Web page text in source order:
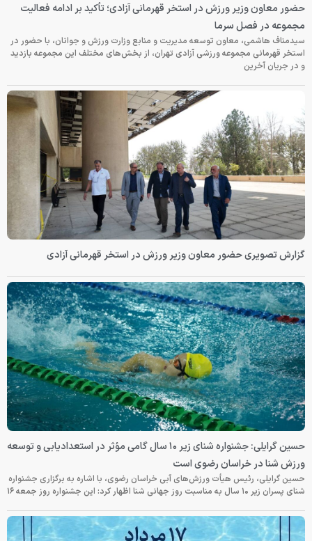
حضور معاون وزیر ورزش در استخر قهرمانی آزادی؛ تأکید بر ادامه فعالیت
مجموعه در فصل سرما
سیدمناف هاشمی، معاون توسعه مدیریت و منابع وزارت ورزش و جوانان، با حضور در
استخر قهرمانی مجموعه ورزشی آزادی تهران، از بخش‌های مختلف این مجموعه بازدید
و در جریان آخرین
گزارش تصویری حضور معاون وزیر ورزش در استخر قهرمانی آزادی
حسین گرایلی: جشنواره شنای زیر ۱۰ سال گامی مؤثر در استعدادیابی و توسعه
ورزش شنا در خراسان رضوی است
حسین گرایلی، رئیس هیأت ورزش‌های آبی خراسان رضوی، با اشاره به برگزاری جشنواره
شنای پسران زیر ۱۰ سال به مناسبت روز جهانی شنا اظهار کرد: این جشنواره روز جمعه‌ ۱۶